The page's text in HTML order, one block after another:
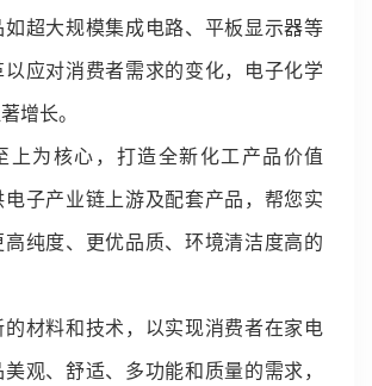
超大规模集成电路、平板显示器等
应对消费者需求的变化，电子化学
增长。
上为核心，打造全新化工产品价值
子产业链上游及配套产品，帮您实
纯度、更优品质、环境清洁度高的
材料和技术，以实现消费者在家电
观、舒适、多功能和质量的需求，